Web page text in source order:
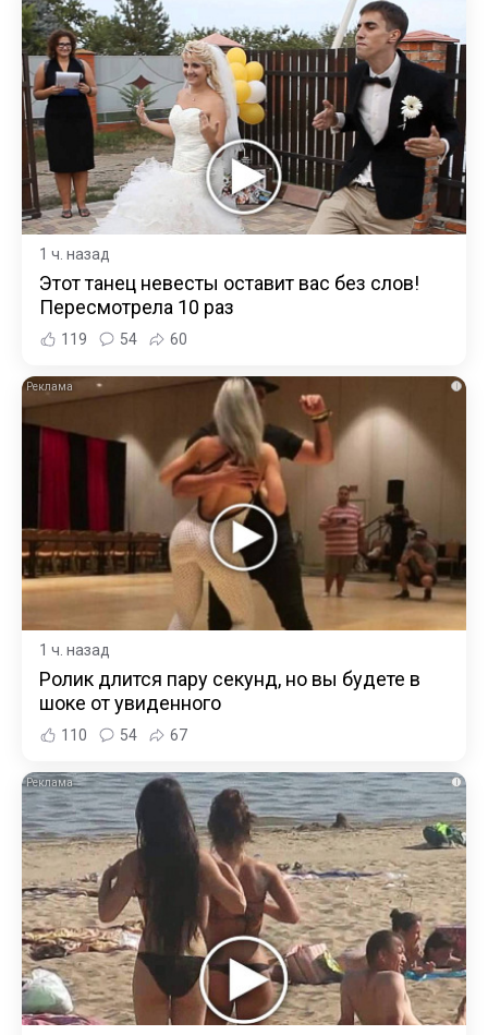
1 ч. назад
Этот танец невесты оставит вас без слов!
Пересмотрела 10 раз
119 54 60
i
1 ч. назад
Ролик длится пару секунд, но вы будете в
шоке от увиденного
110 54 67
i